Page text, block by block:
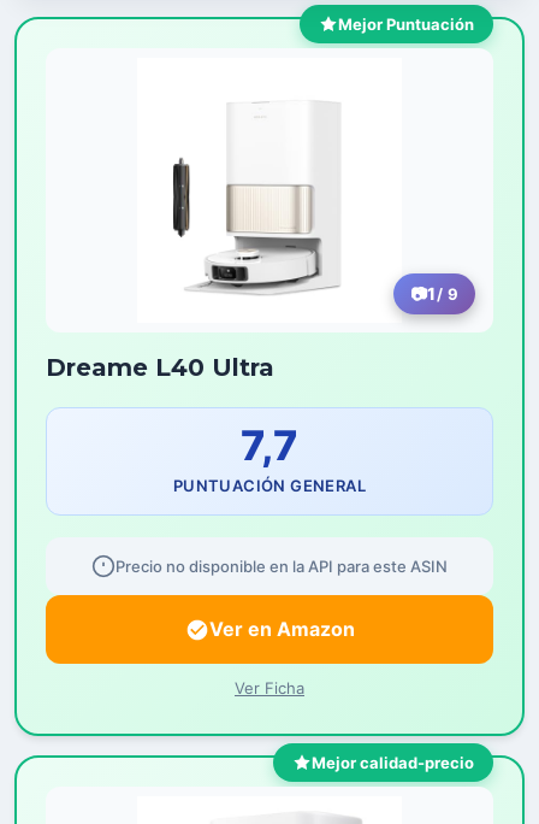
Mejor Puntuación
1/ 9
Dreame L40 Ultra
7,7
PUNTUACIÓN GENERAL
Precio no disponible en la API para este ASIN
Ver en Amazon
Ver Ficha
Mejor calidad-precio